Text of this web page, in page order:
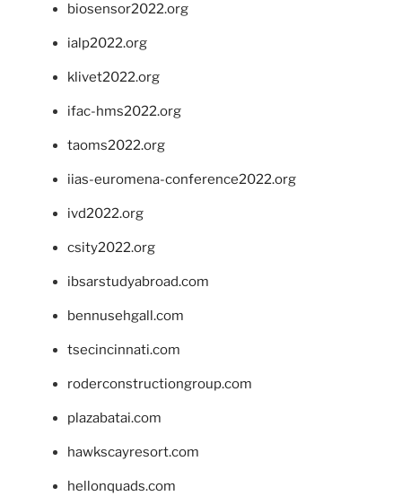
biosensor2022.org
ialp2022.org
klivet2022.org
ifac-hms2022.org
taoms2022.org
iias-euromena-conference2022.org
ivd2022.org
csity2022.org
ibsarstudyabroad.com
bennusehgall.com
tsecincinnati.com
roderconstructiongroup.com
plazabatai.com
hawkscayresort.com
hellonquads.com